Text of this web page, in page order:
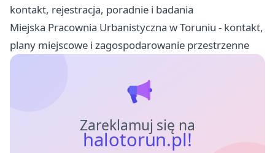
kontakt, rejestracja, poradnie i badania
Miejska Pracownia Urbanistyczna w Toruniu - kontakt,
plany miejscowe i zagospodarowanie przestrzenne
Zareklamuj się na
halotorun.pl!